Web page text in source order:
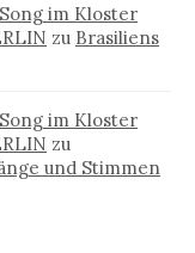
im Kloster
zu Brasiliens
im Kloster
zu
und Stimmen